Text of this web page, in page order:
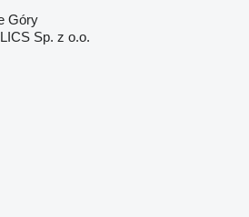
Góry
Sp. z o.o.